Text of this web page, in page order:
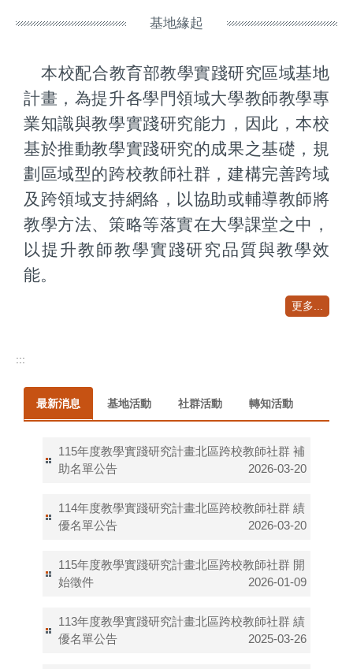
基地緣起
本校配合​教育部教學實踐研究區域基地
計畫，為提升各學門領域大學教師教學專
業知識與教學實踐研究能力，因此，本校
基於推動教學實踐研究的成果之基礎，規
劃區域型的跨校教師社群，建構完善跨域
及跨領域支持網絡，以協助或輔導教師將
教學方法、策略等落實在大學課堂之中，
以提升教師教學實踐研究品質與教學效
能。
更多...
:::
最新消息 基地活動 社群活動 轉知活動
115年度教學實踐研究計畫北區跨校教師社群 補
助名單公告
2026-03-20
114年度教學實踐研究計畫北區跨校教師社群 績
優名單公告
2026-03-20
115年度​​​教學實踐研究計畫北區跨校教師社群 開
始徵件
2026-01-09
113年度教學實踐研究計畫北區跨校教師社群 績
優名單公告
2025-03-26